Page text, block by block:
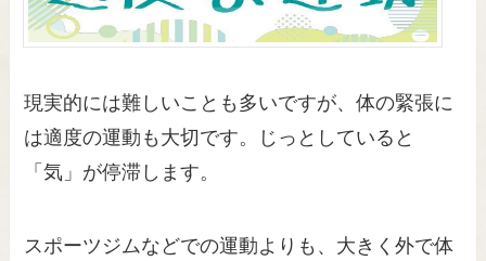
現実的には難しいことも多いですが、体の緊張に
は適度の運動も大切です。じっとしていると
「気」が停滞します。
スポーツジムなどでの運動よりも、大きく外で体